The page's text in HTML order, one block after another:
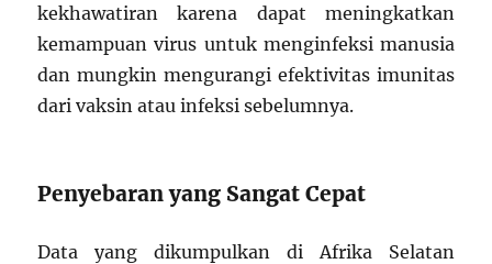
kekhawatiran karena dapat meningkatkan
kemampuan virus untuk menginfeksi manusia
dan mungkin mengurangi efektivitas imunitas
dari vaksin atau infeksi sebelumnya.
Penyebaran yang Sangat Cepat
Data yang dikumpulkan di Afrika Selatan